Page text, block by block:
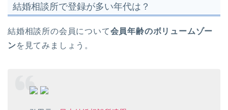
結婚相談所で登録が多い年代は？
結婚相談所の会員について会員年齢のボリュームゾー
ンを見てみましょう。